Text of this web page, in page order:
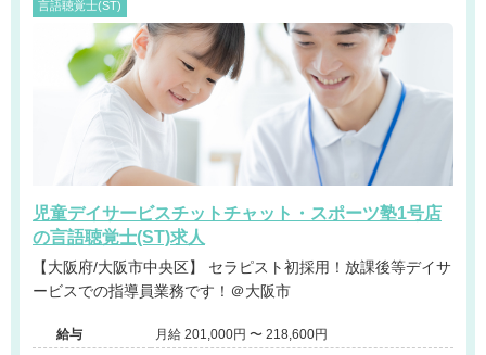
言語聴覚士(ST)
児童デイサービスチットチャット・スポーツ塾1号店
の言語聴覚士(ST)求人
【大阪府/大阪市中央区】 セラピスト初採用！放課後等デイサ
ービスでの指導員業務です！＠大阪市
給与
月給 201,000円 〜 218,600円